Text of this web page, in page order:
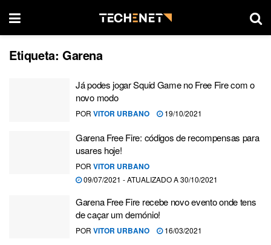
Etiqueta: Garena
Já podes jogar Squid Game no Free Fire com o
novo modo
POR VITOR URBANO 19/10/2021
Garena Free Fire: códigos de recompensas para
usares hoje!
POR VITOR URBANO
09/07/2021 - ATUALIZADO A 30/10/2021
Garena Free Fire recebe novo evento onde tens
de caçar um demónio!
POR VITOR URBANO 16/03/2021